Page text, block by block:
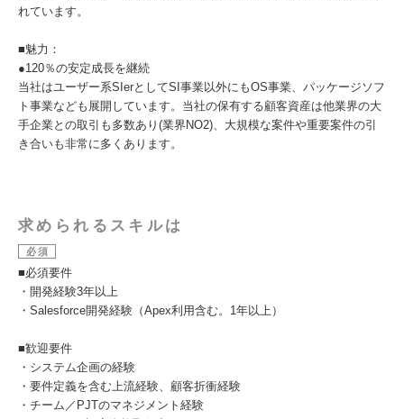
れています。​
■魅力： ​
●120％の安定成長を継続
当社はユーザー系SIerとしてSI事業以外にもOS事業、パッケージソフ
ト事業なども展開しています。​当社の保有する顧客資産は他業界の大
手企業との取引も多数あり(業界NO2)、大規模な案件や重要案件の引
き合いも非常に多くあります。
求められるスキルは
必須
■必須要件
・開発経験3年以上
・Salesforce開発経験（Apex利用含む。1年以上）
■歓迎要件
・システム企画の経験​
・要件定義を含む上流経験、顧客折衝経験​
・チーム／PJTのマネジメント経験​